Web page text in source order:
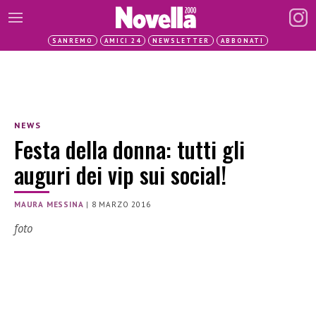
SANREMO AMICI 24 NEWSLETTER ABBONATI
NEWS
Festa della donna: tutti gli
auguri dei vip sui social!
MAURA MESSINA | 8 MARZO 2016
foto